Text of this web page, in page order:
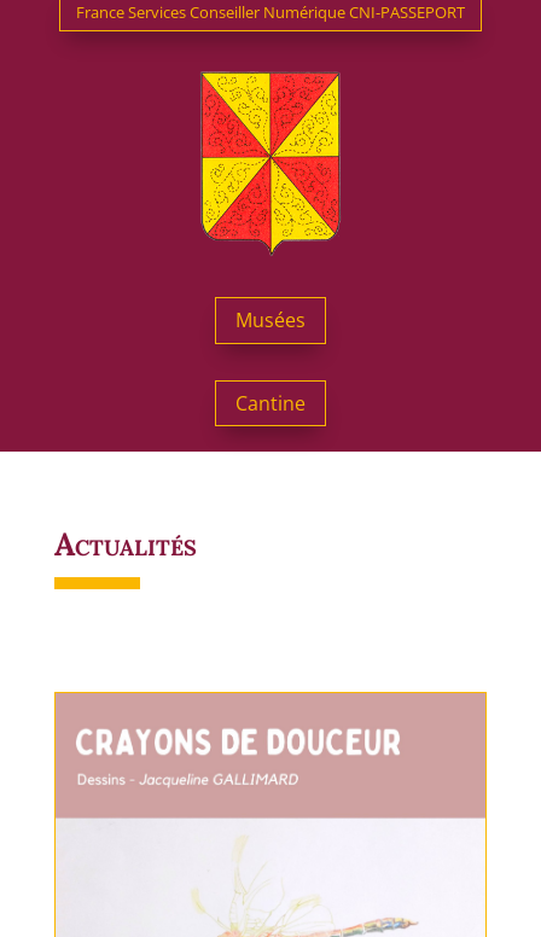
France Services Conseiller Numérique CNI-PASSEPORT
Musées
Cantine
Actualités